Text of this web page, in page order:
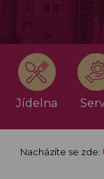
Jídelna
Nacházíte se zde: